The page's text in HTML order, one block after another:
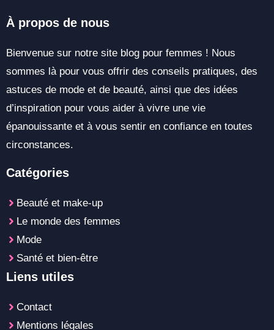
À propos de nous
Bienvenue sur notre site blog pour femmes ! Nous
sommes là pour vous offrir des conseils pratiques, des
astuces de mode et de beauté, ainsi que des idées
d’inspiration pour vous aider à vivre une vie
épanouissante et à vous sentir en confiance en toutes
circonstances.
Catégories
Beauté et make-up
Le monde des femmes
Mode
Santé et bien-être
Liens utiles
Contact
Mentions légales